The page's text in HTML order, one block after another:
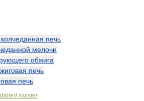
колчеданная печь
мелочи
обжига
печь
печь
roaster